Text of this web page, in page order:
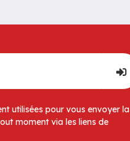
utilisées pour vous envoyer la
moment via les liens de